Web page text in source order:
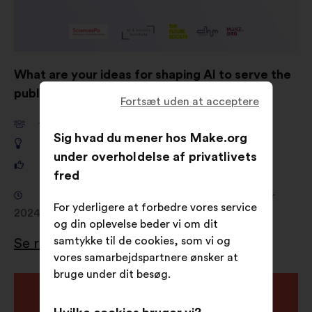
What are your ideas for shaping AI to serve the
public good?
11,661
649 forslag
Høring fra 18. september 2024 til 4. november
2024
Se resultaterne
Fortsæt uden at acceptere
Sig hvad du mener hos Make.org
under overholdelse af privatlivets
fred
For yderligere at forbedre vores service
og din oplevelse beder vi om dit
samtykke til de cookies, som vi og
vores samarbejdspartnere ønsker at
bruge under dit besøg.